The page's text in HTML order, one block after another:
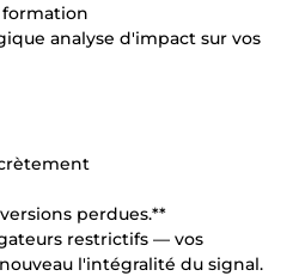
formation
analyse d'impact sur vos
perdues.**
restrictifs — vos
l'intégralité du signal.